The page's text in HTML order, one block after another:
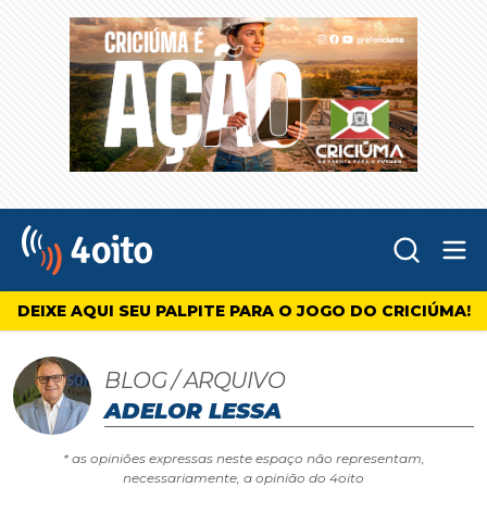
4oito
DEIXE AQUI SEU PALPITE PARA O JOGO DO CRICIÚMA!
BLOG / ARQUIVO
ADELOR LESSA
* as opiniões expressas neste espaço não representam,
necessariamente, a opinião do 4oito